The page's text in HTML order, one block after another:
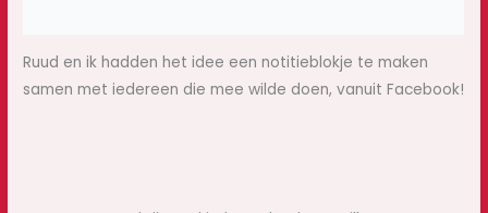
Ruud en ik hadden het idee een notitieblokje te maken
samen met iedereen die mee wilde doen, vanuit Facebook!